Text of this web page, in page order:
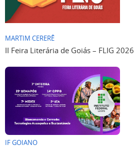
MARTIM CERERÊ
II Feira Literária de Goiás – FLIG 2026
IF GOIANO